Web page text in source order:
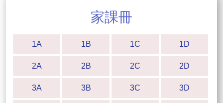
家課冊
1A 1B 1C 1D
2A 2B 2C 2D
3A 3B 3C 3D